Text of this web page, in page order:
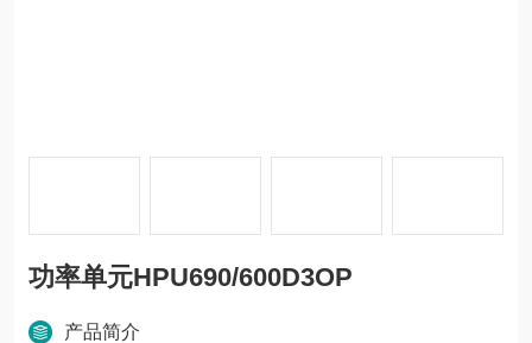
功率单元HPU690/600D3OP
产品简介